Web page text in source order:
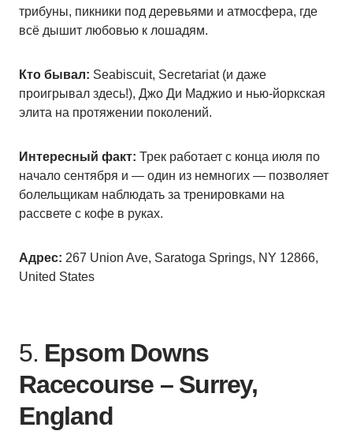
трибуны, пикники под деревьями и атмосфера, где
всё дышит любовью к лошадям.
Кто бывал: Seabiscuit, Secretariat (и даже
проигрывал здесь!), Джо Ди Маджио и нью-йоркская
элита на протяжении поколений.
Интересный факт: Трек работает с конца июля по
начало сентября и — один из немногих — позволяет
болельщикам наблюдать за тренировками на
рассвете с кофе в руках.
Адрес: 267 Union Ave, Saratoga Springs, NY 12866,
United States
5. Epsom Downs
Racecourse – Surrey,
England